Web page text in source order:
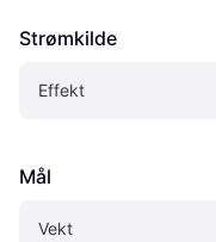
Strømkilde
Effekt
Mål
Vekt